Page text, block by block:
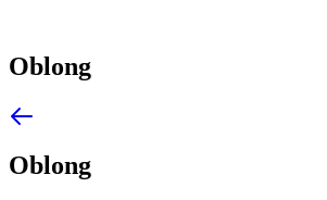
Oblong
Oblong